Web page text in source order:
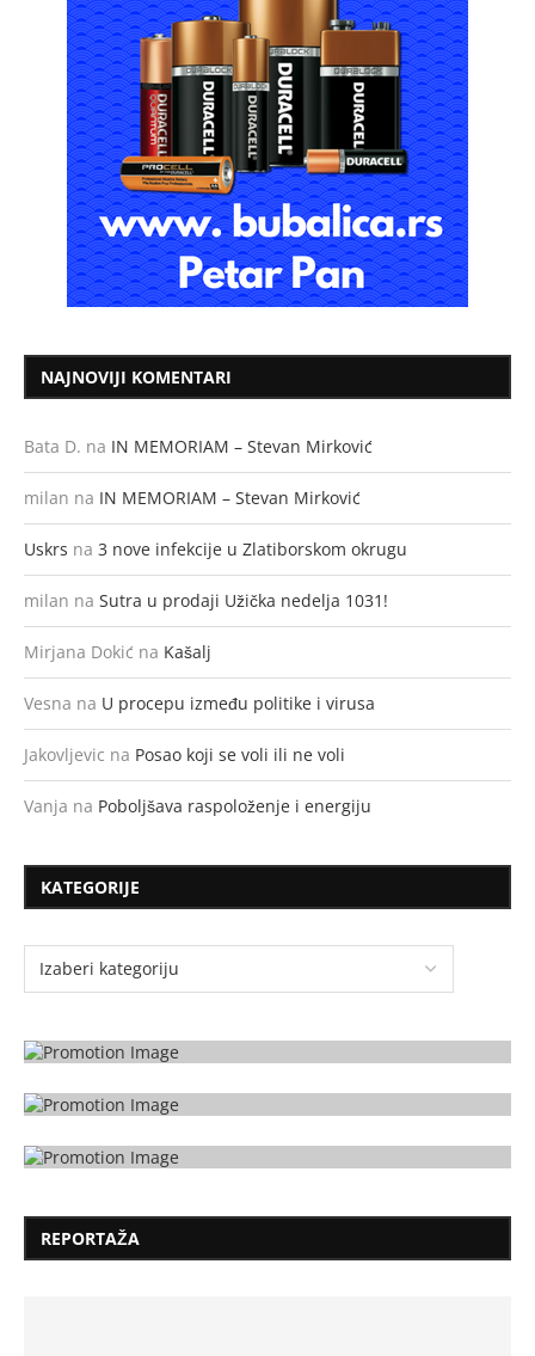
NAJNOVIJI KOMENTARI
Bata D. na IN MEMORIAM – Stevan Mirković
milan na IN MEMORIAM – Stevan Mirković
Uskrs na 3 nove infekcije u Zlatiborskom okrugu
milan na Sutra u prodaji Užička nedelja 1031!
Mirjana Dokić na Kašalj
Vesna na U procepu između politike i virusa
Jakovljevic na Posao koji se voli ili ne voli
Vanja na Poboljšava raspoloženje i energiju
KATEGORIJE
REPORTAŽA